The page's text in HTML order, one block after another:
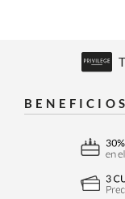
BENEFICIOS